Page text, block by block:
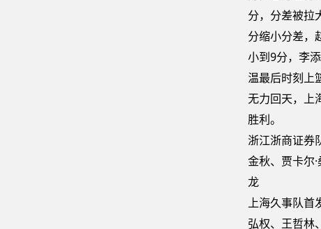
分，分差被拉
分缩小分差，
小到9分，李
温最后时刻上
无力回天，上
胜利。
浙江浙商证券
金秋、贾卡尔
龙
上海久事队首
弘权、王哲林